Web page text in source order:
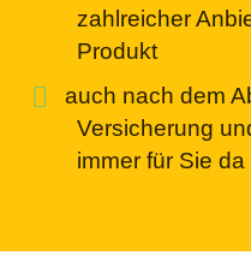
zahlreicher
Produkt
auch nach dem
Versicherung
immer für Sie da